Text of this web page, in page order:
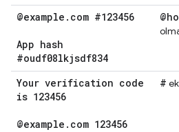
@example . com #123456
App hash
#oudf08lkjsdf834
Your verification code
is 123456
@example . com 123456
#